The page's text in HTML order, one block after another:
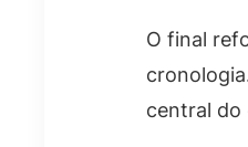
O final
central do